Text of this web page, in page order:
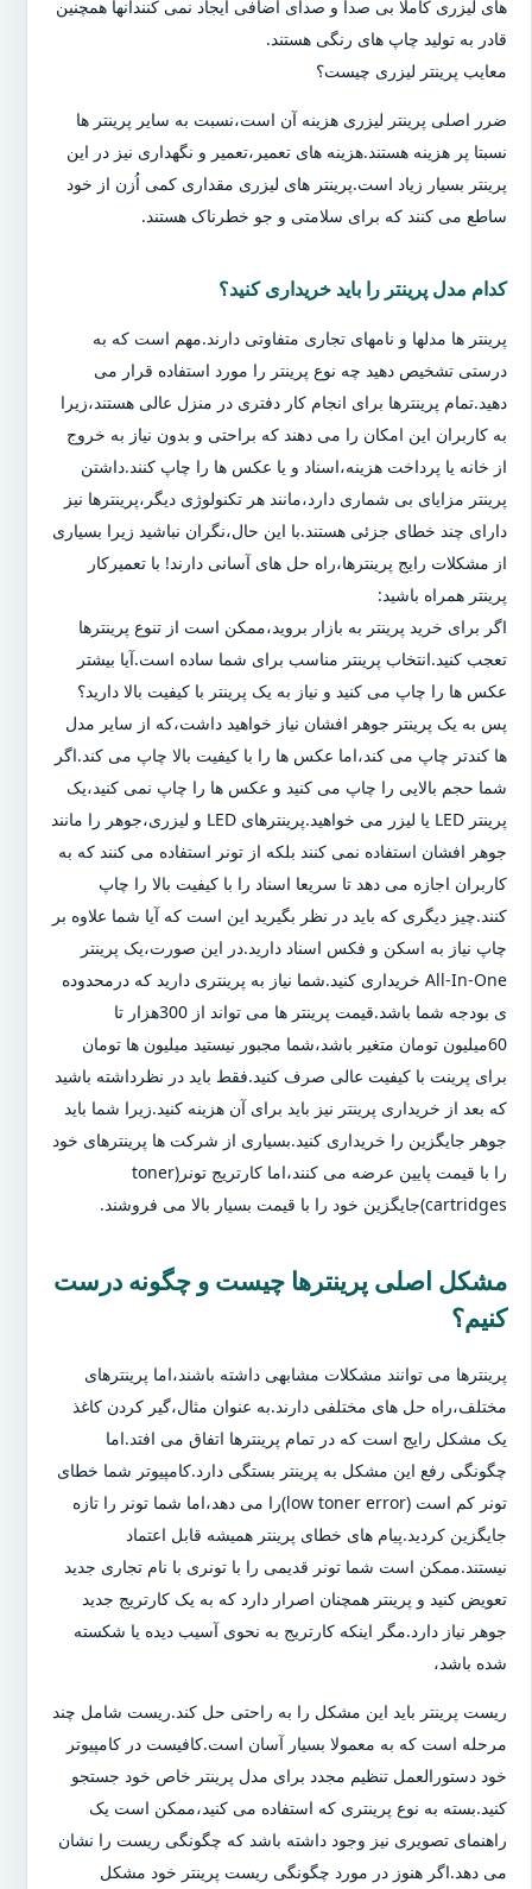
های لیزری کاملا بی صدا و صدای اضافی ایجاد نمی کنندآنها همچنین
قادر به تولید چاپ های رنگی هستند.
معایب پرینتر لیزری چیست؟
ضرر اصلی پرینتر لیزری هزینه آن است،نسبت به سایر پرینتر ها
نسبتا پر هزینه هستند.هزینه های تعمیر،تعمیر و نگهداری نیز در این
پرینتر بسیار زیاد است.پرینتر های لیزری مقداری کمی اُزن از خود
ساطع می کنند که برای سلامتی و جو خطرناک هستند.
کدام مدل پرینتر را باید خریداری کنید؟
پرینتر ها مدلها و نامهای تجاری متفاوتی دارند.مهم است که به
درستی تشخیص دهید چه نوع پرینتر را مورد استفاده قرار می
دهید.تمام پرینترها برای انجام کار دفتری در منزل عالی هستند،زیرا
به کاربران این امکان را می دهند که براحتی و بدون نیاز به خروج
از خانه یا پرداخت هزینه،اسناد و یا عکس ها را چاپ کنند.داشتن
پرینتر مزایای بی شماری دارد،مانند هر تکنولوژی دیگر،پرینترها نیز
دارای چند خطای جزئی هستند.با این حال،نگران نباشید زیرا بسیاری
از مشکلات رایج پرینترها،راه حل های آسانی دارند! با تعمیرکار
پرینتر همراه باشید:
اگر برای خرید پرینتر به بازار بروید،ممکن است از تنوع پرینترها
تعجب کنید.انتخاب پرینتر مناسب برای شما ساده است.آیا بیشتر
عکس ها را چاپ می کنید و نیاز به یک پرینتر با کیفیت بالا دارید؟
پس به یک پرینتر جوهر افشان نیاز خواهید داشت،که از سایر مدل
ها کندتر چاپ می کند،اما عکس ها را با کیفیت بالا چاپ می کند.اگر
شما حجم بالایی را چاپ می کنید و عکس ها را چاپ نمی کنید،یک
پرینتر LED یا لیزر می خواهید.پرینترهای LED و لیزری،جوهر را مانند
جوهر افشان استفاده نمی کنند بلکه از تونر استفاده می کنند که به
کاربران اجازه می دهد تا سریعا اسناد را با کیفیت بالا را چاپ
کنند.چیز دیگری که باید در نظر بگیرید این است که آیا شما علاوه بر
چاپ نیاز به اسکن و فکس اسناد دارید.در این صورت،یک پرینتر
All-In-One خریداری کنید.شما نیاز به پرینتری دارید که درمحدوده
ی بودجه شما باشد.قیمت پرینتر ها می تواند از 300هزار تا
60میلیون تومان متغیر باشد،شما مجبور نیستید میلیون ها تومان
برای پرینت با کیفیت عالی صرف کنید.فقط باید در نظرداشته باشید
که بعد از خریداری پرینتر نیز باید برای آن هزینه کنید.زیرا شما باید
جوهر جایگزین را خریداری کنید.بسیاری از شرکت ها پرینترهای خود
را با قیمت پایین عرضه می کنند،اما کارتریج تونر(toner
cartridges)جایگزین خود را با قیمت بسیار بالا می فروشند.
مشکل اصلی پرینترها چیست و چگونه درست
کنیم؟
پرینترها می توانند مشکلات مشابهی داشته باشند،اما پرینترهای
مختلف،راه حل های مختلفی دارند.به عنوان مثال،گیر کردن کاغذ
یک مشکل رایج است که در تمام پرینترها اتفاق می افتد.اما
چگونگی رفع این مشکل به پرینتر بستگی دارد.کامپیوتر شما خطای
تونر کم است (low toner error)را می دهد،اما شما تونر را تازه
جایگزین کردید.پیام های خطای پرینتر همیشه قابل اعتماد
نیستند.ممکن است شما تونر قدیمی را با تونری با نام تجاری جدید
تعویض کنید و پرینتر همچنان اصرار دارد که به یک کارتریج جدید
جوهر نیاز دارد.مگر اینکه کارتریج به نحوی آسیب دیده یا شکسته
شده باشد،
ریست پرینتر باید این مشکل را به راحتی حل کند.ریست شامل چند
مرحله است که به معمولا بسیار آسان است.کافیست در کامپیوتر
خود دستورالعمل تنظیم مجدد برای مدل پرینتر خاص خود جستجو
کنید.بسته به نوع پرینتری که استفاده می کنید،ممکن است یک
راهنمای تصویری نیز وجود داشته باشد که چگونگی ریست را نشان
می دهد.اگر هنوز در مورد چگونگی ریست پرینتر خود مشکل